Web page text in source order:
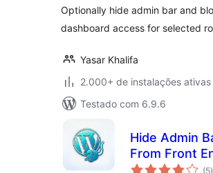
Optionally hide admin bar and
dashboard access for selected
Yasar Khalifa
2.000+ de instalações ativas
Testado com 6.9.6
Hide Admin
From Front
(5)